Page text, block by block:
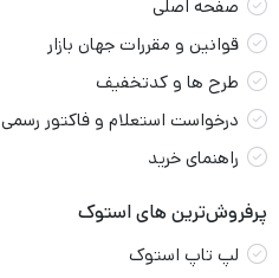
صفحه اصلی
قوانین و مقررات جهان بازار
طرح ها و کدتخفیف
درخواست استعلام و فاکتور رسمی
راهنمای خرید
پرفروش‌ترین های استوک
لپ تاپ استوک